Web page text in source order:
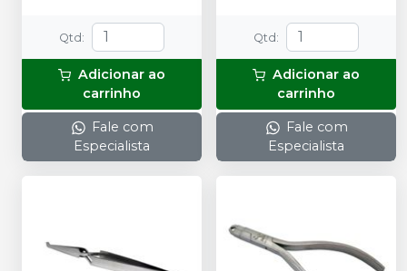
Qtd:
Adicionar ao
carrinho
Fale com
Especialista
Qtd:
Adicionar ao
carrinho
Fale com
Especialista